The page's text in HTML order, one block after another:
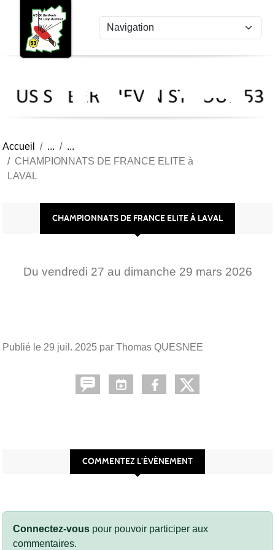
US
St
53
Accueil
CHAMPIONNATS DE FRANCE ELITE à
LAVAL
CHAMPIONNATS DE FRANCE ELITE À LAVAL
Du vendredi 27 au dimanche 29 mars 2026
Publié le 29 juil. 2025 par Thomas QUESNEE
COMMENTEZ L’ÉVÈNEMENT
Connectez-vous pour pouvoir participer aux
commentaires.
Panneau de gestion des cookies